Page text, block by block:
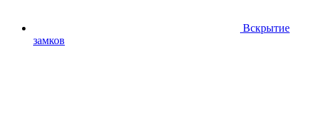
Вскрытие
замков